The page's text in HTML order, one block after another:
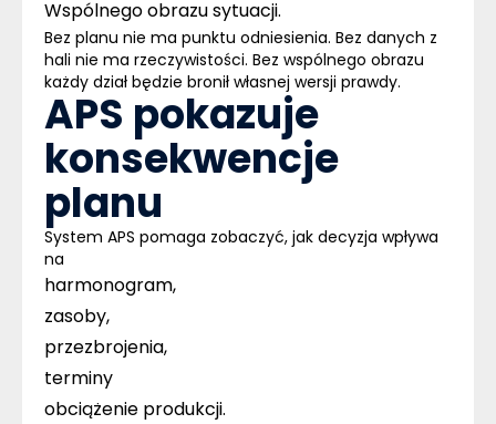
Wspólnego obrazu sytuacji.
Bez planu nie ma punktu odniesienia. Bez danych z
hali nie ma rzeczywistości. Bez wspólnego obrazu
każdy dział będzie bronił własnej wersji prawdy.
APS pokazuje
konsekwencje
planu
System APS pomaga zobaczyć, jak decyzja wpływa
na
harmonogram,
zasoby,
przezbrojenia,
terminy
obciążenie produkcji.